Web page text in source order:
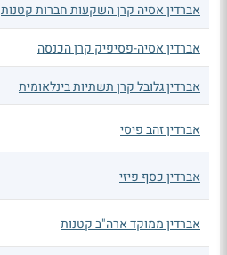
אברדין אסיה קרן השקעות חברות קטנות
אברדין אסיה-פסיפיק קרן הכנסה
אברדין גלובל קרן תשתיות בינלאומית
אברדין זהב פיסי
אברדין כסף פיזי
אברדין ממוקד ארה"ב קטנות